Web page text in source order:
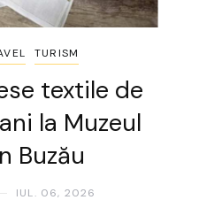
TURISM
textile de
la Muzeul
Buzău
IUL. 06, 2026